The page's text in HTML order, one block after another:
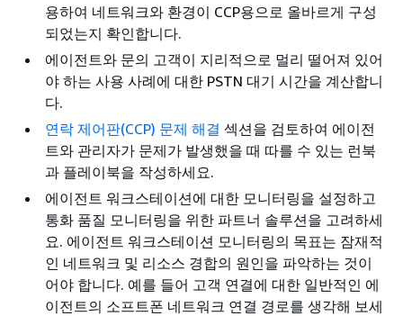
용하여 네트워크와 환경이 CCP용으로 올바르게 구성
되었는지 확인합니다.
에이전트와 문의 고객이 지리적으로 멀리 떨어져 있어
야 하는 사용 사례에 대한 PSTN 대기 시간을 계산합니
다.
연락 제어판(CCP) 문제 해결 섹션을 검토하여 에이전
트와 관리자가 문제가 발생했을 때 따를 수 있는 런북
과 플레이북을 작성하세요.
에이전트 워크스테이션에 대한 모니터링을 설정하고
통화 품질 모니터링을 위한 파트너 솔루션을 고려하세
요. 에이전트 워크스테이션 모니터링의 목표는 잠재적
인 네트워크 및 리소스 경합의 원인을 파악하는 것이
어야 합니다. 예를 들어 고객 연결에 대한 일반적인 에
이전트의 소프트폰 네트워크 연결 경로를 생각해 보세